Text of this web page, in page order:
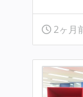
2ヶ月